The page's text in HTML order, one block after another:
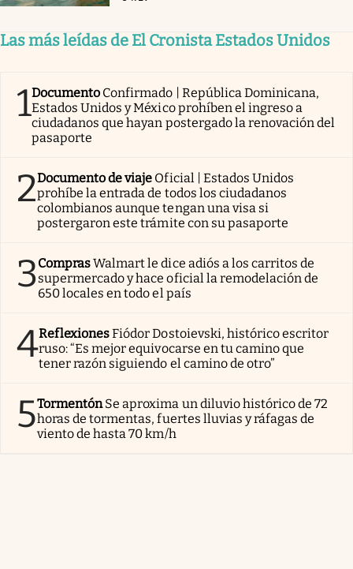
Las más leídas de El Cronista Estados Unidos
1Documento Confirmado | República Dominicana,
Estados Unidos y México prohíben el ingreso a
ciudadanos que hayan postergado la renovación del
pasaporte
2Documento de viaje Oficial | Estados Unidos
prohíbe la entrada de todos los ciudadanos
colombianos aunque tengan una visa si
postergaron este trámite con su pasaporte
3ComprasWalmart le dice adiós a los carritos de
supermercado y hace oficial la remodelación de
650 locales en todo el país
4ReflexionesFiódor Dostoievski, histórico escritor
ruso: “Es mejor equivocarse en tu camino que
tener razón siguiendo el camino de otro”
5TormentónSe aproxima un diluvio histórico de 72
horas de tormentas, fuertes lluvias y ráfagas de
viento de hasta 70 km/h